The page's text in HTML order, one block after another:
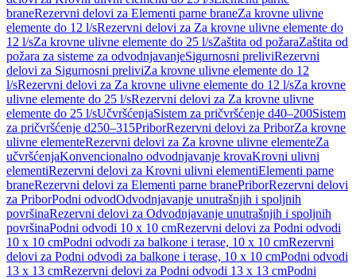
braneRezervni delovi za Elementi parne braneZa krovne ulivne
elemente do 12 l/sRezervni delovi za Za krovne ulivne elemente do
12 l/sZa krovne ulivne elemente do 25 l/sZaštita od požaraZaštita od
požara za sisteme za odvodnjavanjeSigurnosni preliviRezervni
delovi za Sigurnosni preliviZa krovne ulivne elemente do 12
l/sRezervni delovi za Za krovne ulivne elemente do 12 l/sZa krovne
ulivne elemente do 25 l/sRezervni delovi za Za krovne ulivne
elemente do 25 l/sUčvršćenjaSistem za pričvršćenje d40–200Sistem
za pričvršćenje d250–315PriborRezervni delovi za PriborZa krovne
ulivne elementeRezervni delovi za Za krovne ulivne elementeZa
učvršćenjaKonvencionalno odvodnjavanje krovaKrovni ulivni
elementiRezervni delovi za Krovni ulivni elementiElementi parne
braneRezervni delovi za Elementi parne branePriborRezervni delovi
za PriborPodni odvodOdvodnjavanje unutrašnjih i spoljnih
površinaRezervni delovi za Odvodnjavanje unutrašnjih i spoljnih
površinaPodni odvodi 10 x 10 cmRezervni delovi za Podni odvodi
10 x 10 cmPodni odvodi za balkone i terase, 10 x 10 cmRezervni
delovi za Podni odvodi za balkone i terase, 10 x 10 cmPodni odvodi
13 x 13 cmRezervni delovi za Podni odvodi 13 x 13 cmPodni